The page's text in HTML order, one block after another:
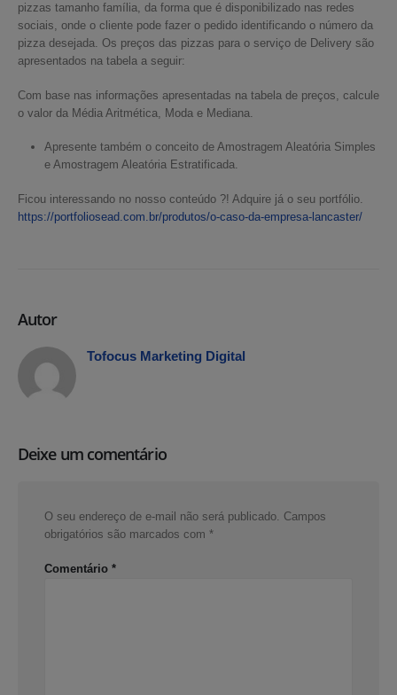
pizzas tamanho família, da forma que é disponibilizado nas redes
sociais, onde o cliente pode fazer o pedido identificando o número da
pizza desejada. Os preços das pizzas para o serviço de Delivery são
apresentados na tabela a seguir:
Com base nas informações apresentadas na tabela de preços, calcule
o valor da Média Aritmética, Moda e Mediana.
Apresente também o conceito de Amostragem Aleatória Simples
e Amostragem Aleatória Estratificada.
Ficou interessando no nosso conteúdo ?! Adquire já o seu portfólio.
https://portfoliosead.com.br/produtos/o-caso-da-empresa-lancaster/
Autor
Tofocus Marketing Digital
Deixe um comentário
O seu endereço de e-mail não será publicado. Campos
obrigatórios são marcados com *
Comentário *